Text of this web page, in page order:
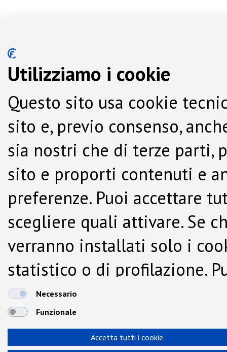
Utilizziamo i cookie
Questo sito usa cookie
sito e, previo consenso,
sia nostri che di terze parti,
sito e proporti contenuti e
preferenze. Puoi accettare
scegliere quali attivare. Se
verranno installati solo i
statistico o di profilazione.
dalla Cookie Policy.
Necessario
Funzionale
Accetta tutti i cookie